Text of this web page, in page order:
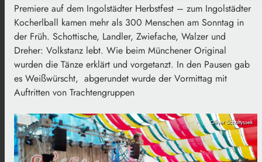
Premiere auf dem Ingolstädter Herbstfest – zum Ingolstädter
Kocherlball kamen mehr als 300 Menschen am Sonntag in
der Früh. Schottische, Landler, Zwiefache, Walzer und
Dreher: Volkstanz lebt. Wie beim Münchener Original
wurden die Tänze erklärt und vorgetanzt. In den Pausen gab
es Weißwürscht, abgerundet wurde der Vormittag mit
Auftritten von Trachtengruppen
Oliver Scholtyssek